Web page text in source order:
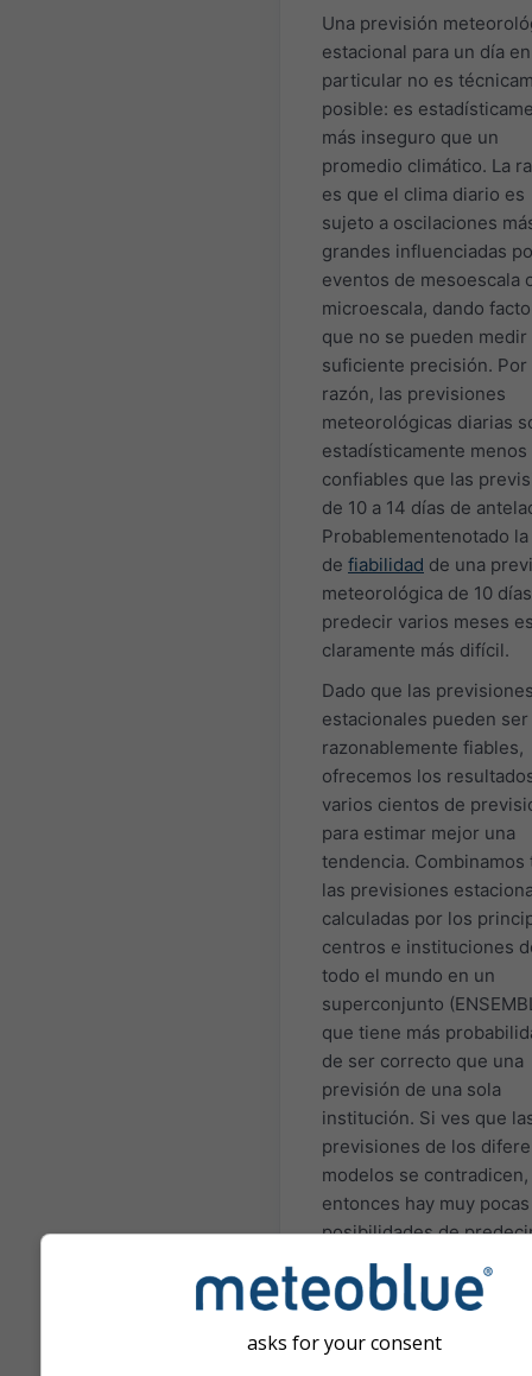
Una previsión
estacional para un día en
particular no es
posible: es
más inseguro que un
promedio climático. La
es que el clima diario es
sujeto a oscilaciones
grandes influenciadas
eventos de mesoescala
microescala, dando
que no se pueden medir
suficiente precisión. Por
razón, las previsiones
meteorológicas diarias
estadísticamente menos
confiables que las
de 10 a 14 días de
Probablementenotado
de fiabilidad de una
meteorológica de 10
predecir varios meses
claramente más difícil.
Dado que las
estacionales pueden ser
razonablemente fiables,
ofrecemos los
varios cientos de
para estimar mejor una
tendencia. Combinamos
las previsiones
calculadas por los
centros e instituciones
todo el mundo en un
superconjunto
que tiene más
de ser correcto que una
previsión de una sola
institución. Si ves que
previsiones de los
modelos se contradicen,
entonces hay muy pocas
posibilidades de
temporada para ese
de tiempo. Hay algunas
regiones y situaciones
que las previsiones
asks for your consent